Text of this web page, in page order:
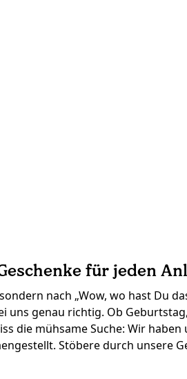
für jeden
nach „Wow, wo hast Du
uns genau richtig. Ob
die mühsame Suche: Wir haben
Stöbere durch unsere